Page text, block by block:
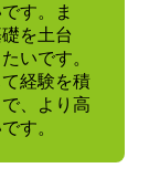
す。ま
を土台
いです。
経験を積
、より高
す。